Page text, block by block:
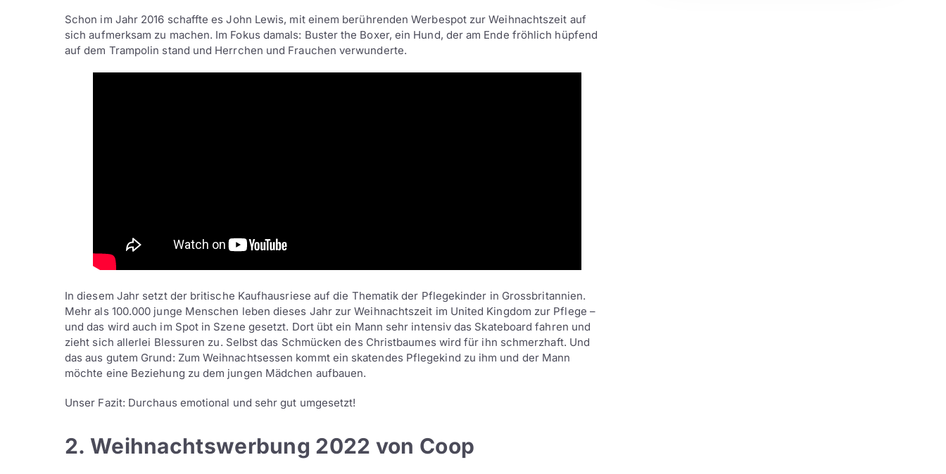
Schon im Jahr 2016 schaffte es John Lewis, mit einem berührenden Werbespot zur Weihnachtszeit auf
sich aufmerksam zu machen. Im Fokus damals: Buster the Boxer, ein Hund, der am Ende fröhlich hüpfend
auf dem Trampolin stand und Herrchen und Frauchen verwunderte.
In diesem Jahr setzt der britische Kaufhausriese auf die Thematik der Pflegekinder in Grossbritannien.
Mehr als 100.000 junge Menschen leben dieses Jahr zur Weihnachtszeit im United Kingdom zur Pflege –
und das wird auch im Spot in Szene gesetzt. Dort übt ein Mann sehr intensiv das Skateboard fahren und
zieht sich allerlei Blessuren zu. Selbst das Schmücken des Christbaumes wird für ihn schmerzhaft. Und
das aus gutem Grund: Zum Weihnachtsessen kommt ein skatendes Pflegekind zu ihm und der Mann
möchte eine Beziehung zu dem jungen Mädchen aufbauen.
Unser Fazit: Durchaus emotional und sehr gut umgesetzt!
2. Weihnachtswerbung 2022 von Coop